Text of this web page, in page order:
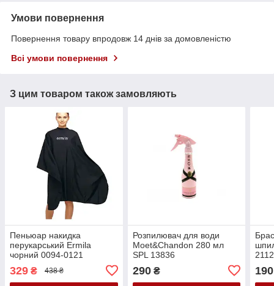
Умови повернення
Повернення товару впродовж 14 днів за домовленістю
Всі умови повернення
З цим товаром також замовляють
Пеньюар накидка
перукарський Ermila
чорний 0094-0121
329 ₴ 438 ₴
Розпилювач для води
Moet&Chandon 280 мл
SPL 13836
290₴ 190